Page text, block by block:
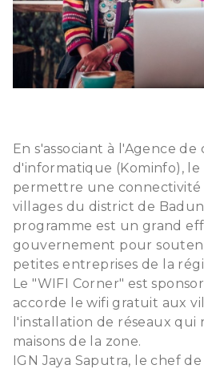
En s'associant à l'Agence
d'informatique (Kominfo),
permettre une connectivité
villages du district de
programme est un grand
gouvernement pour
petites entreprises de la
Le "WIFI Corner" est
accorde le wifi gratuit aux
l'installation de réseaux
maisons de la zone.
IGN Jaya Saputra, le chef